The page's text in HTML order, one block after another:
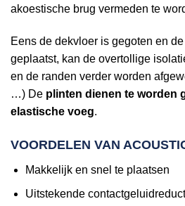
akoestische brug vermeden te
Eens de dekvloer is gegoten en
geplaatst, kan de overtollige
en de randen verder worden
…) De plinten dienen te worden
elastische voeg.
VOORDELEN VAN
Makkelijk en snel te plaatsen
Uitstekende